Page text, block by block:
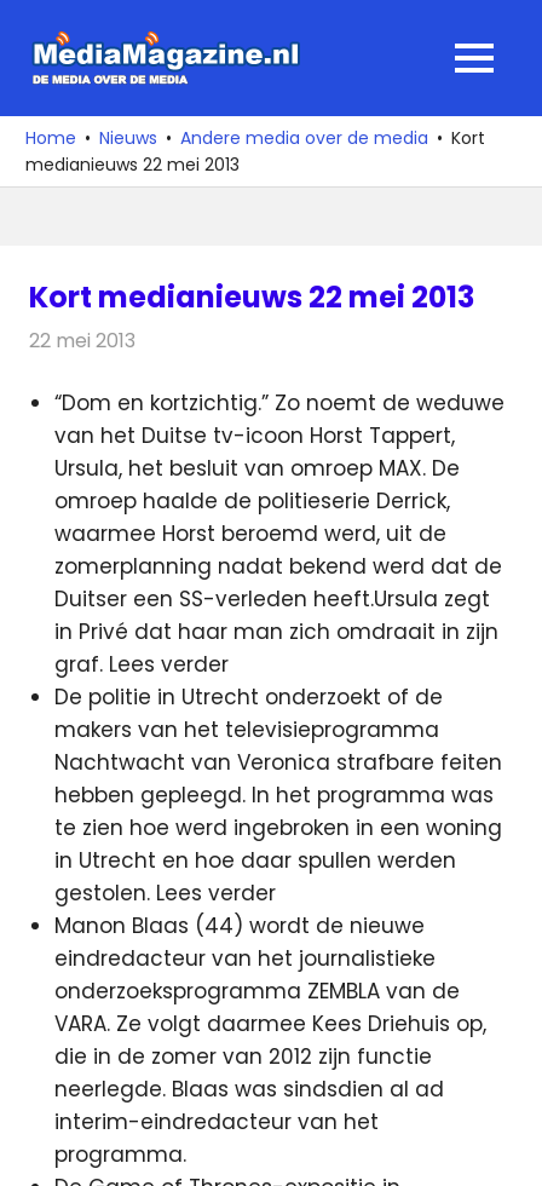
naar
media
over
de
MENU
Home Nieuws Andere media over de media
Kort
medianieuws 22 mei 2013
Kort medianieuws 22 mei 2013
22 mei 2013
“Dom en kortzichtig.” Zo noemt de weduwe
van het Duitse tv-icoon Horst Tappert,
Ursula, het besluit van omroep MAX. De
omroep haalde de politieserie Derrick,
waarmee Horst beroemd werd, uit de
zomerplanning nadat bekend werd dat de
Duitser een SS-verleden heeft.Ursula zegt
in Privé dat haar man zich omdraait in zijn
graf. Lees verder
De politie in Utrecht onderzoekt of de
makers van het televisieprogramma
Nachtwacht van Veronica strafbare feiten
hebben gepleegd. In het programma was
te zien hoe werd ingebroken in een woning
in Utrecht en hoe daar spullen werden
gestolen. Lees verder
Manon Blaas (44) wordt de nieuwe
eindredacteur van het journalistieke
onderzoeksprogramma ZEMBLA van de
VARA. Ze volgt daarmee Kees Driehuis op,
die in de zomer van 2012 zijn functie
neerlegde. Blaas was sindsdien al ad
interim-eindredacteur van het
programma.